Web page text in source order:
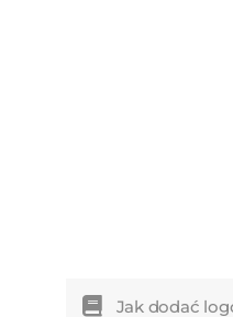
Jak dodać